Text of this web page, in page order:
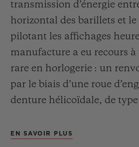
transmission d’énergie
horizontal des barillets et
pilotant les affichages
manufacture a eu recours à
rare en horlogerie : un
par le biais d’une roue
denture hélicoïdale, de type
EN SAVOIR PLUS